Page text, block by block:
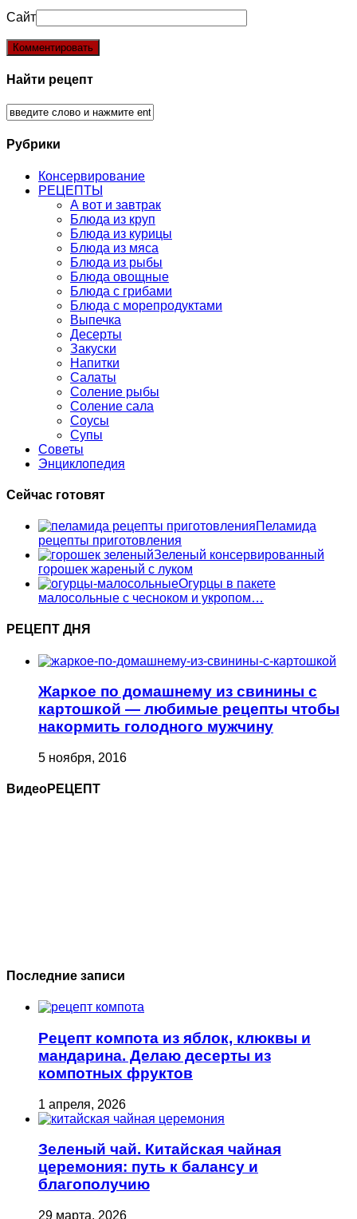
Сайт
Найти рецепт
Рубрики
Консервирование
РЕЦЕПТЫ
А вот и завтрак
Блюда из круп
Блюда из курицы
Блюда из мяса
Блюда из рыбы
Блюда овощные
Блюда с грибами
Блюда с морепродуктами
Выпечка
Десерты
Закуски
Напитки
Салаты
Соление рыбы
Соление сала
Соусы
Супы
Советы
Энциклопедия
Сейчас готовят
Пеламида
рецепты приготовления
Зеленый консервированный
горошек жареный с луком
Огурцы в пакете
малосольные с чесноком и укропом…
РЕЦЕПТ ДНЯ
Жаркое по домашнему из свинины с
картошкой — любимые рецепты чтобы
накормить голодного мужчину
5 ноября, 2016
ВидеоРЕЦЕПТ
Последние записи
Рецепт компота из яблок, клюквы и
мандарина. Делаю десерты из
компотных фруктов
1 апреля, 2026
Зеленый чай. Китайская чайная
церемония: путь к балансу и
благополучию
29 марта, 2026